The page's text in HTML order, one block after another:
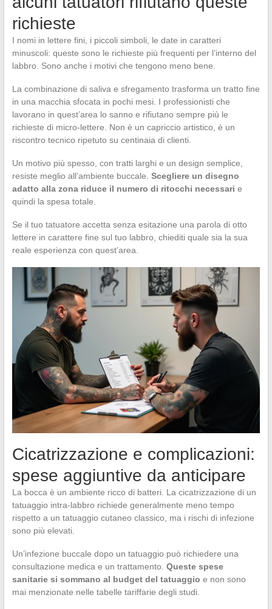
richieste
I nomi in lettere fini, i piccoli simboli, le date in caratteri
minuscoli: queste sono le richieste più frequenti per l’interno del
labbro. Sono anche i motivi che tengono meno bene.
La combinazione di saliva e sfregamento trasforma un tratto fine
in una macchia sfocata in pochi mesi. I professionisti che
lavorano in quest’area lo sanno e rifiutano sempre più le
richieste di micro-lettere. Non è un capriccio artistico, è un
riscontro tecnico ripetuto su centinaia di clienti.
Un motivo più spesso, con tratti larghi e un design semplice,
resiste meglio all’ambiente buccale. Scegliere un disegno
adatto alla zona riduce il numero di ritocchi necessari e
quindi la spesa totale.
Se il tuo tatuatore accetta senza esitazione una parola di otto
lettere in carattere fine sul tuo labbro, chiediti quale sia la sua
reale esperienza con quest’area.
Cicatrizzazione e complicazioni:
spese aggiuntive da anticipare
La bocca è un ambiente ricco di batteri. La cicatrizzazione di un
tatuaggio intra-labbro richiede generalmente meno tempo
rispetto a un tatuaggio cutaneo classico, ma i rischi di infezione
sono più elevati.
Un’infezione buccale dopo un tatuaggio può richiedere una
consultazione medica e un trattamento. Queste spese
sanitarie si sommano al budget del tatuaggio e non sono
mai menzionate nelle tabelle tariffarie degli studi.